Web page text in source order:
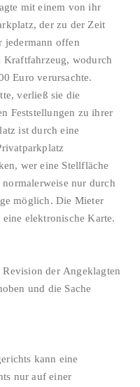
mit einem von ihr
der zu der Zeit
jedermann offen
Kraftfahrzeug, wodurch
Euro verursachte.
verließ sie die
Feststellungen zu ihrer
ist durch eine
wer eine Stellfläche
nur durch
möglich. Die Mieter
elektronische Karte.
der Angeklagten
und die Sache
kann eine
nur auf einer